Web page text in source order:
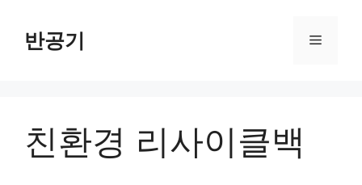
반공기 메
친환경 리사이클백